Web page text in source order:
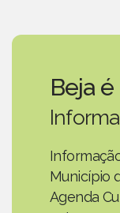
Beja
Município
Agenda